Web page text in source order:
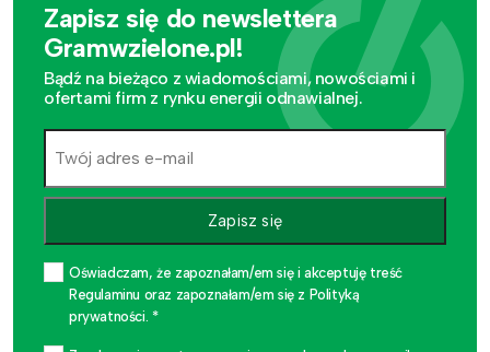
Zapisz się do newslettera
Gramwzielone.pl!
Bądź na bieżąco z wiadomościami, nowościami i
ofertami firm z rynku energii odnawialnej.
Zapisz się
Oświadczam, że zapoznałam/em się i akceptuję treść
Regulaminu oraz zapoznałam/em się z Polityką
prywatności. *